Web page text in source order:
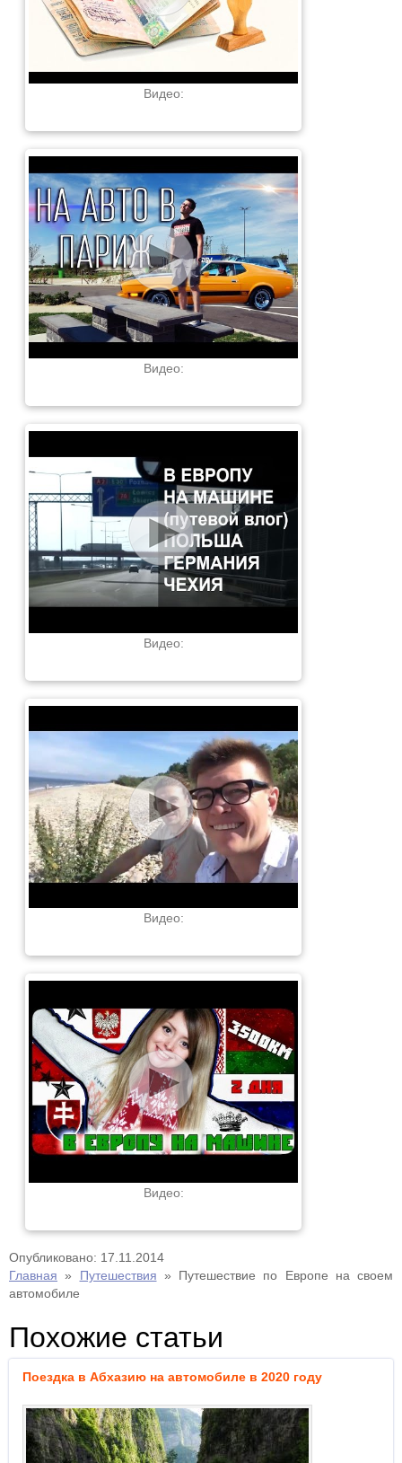
Видео:
Видео:
Видео:
Видео:
Видео:
Опубликовано: 17.11.2014
Главная » Путешествия » Путешествие по Европе на своем
автомобиле
Похожие статьи
Поездка в Абхазию на автомобиле в 2020 году